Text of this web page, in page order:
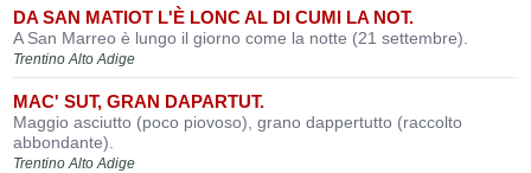
DA SAN MATIOT L'È LONC AL DI CUMI LA NOT.
A San Marreo è lungo il giorno come la notte (21 settembre).
Trentino Alto Adige
MAC' SUT, GRAN DAPARTUT.
Maggio asciutto (poco piovoso), grano dappertutto (raccolto
abbondante).
Trentino Alto Adige